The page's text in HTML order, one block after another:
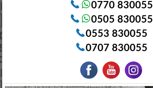
0770 830055
0505 830055
0553 830055
0707 830055